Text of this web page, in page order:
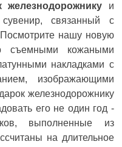
железнодорожнику и
связанный с
нашу новую
съемными кожаными
накладками с
изображающими
железнодорожнику
его не один год -
выполненные из
на длительное